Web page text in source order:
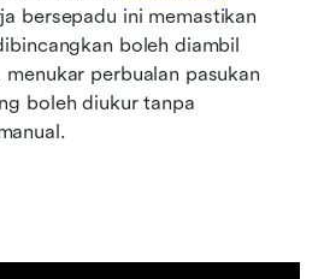
bersepadu ini memastikan
boleh diambil
perbualan pasukan
boleh diukur tanpa